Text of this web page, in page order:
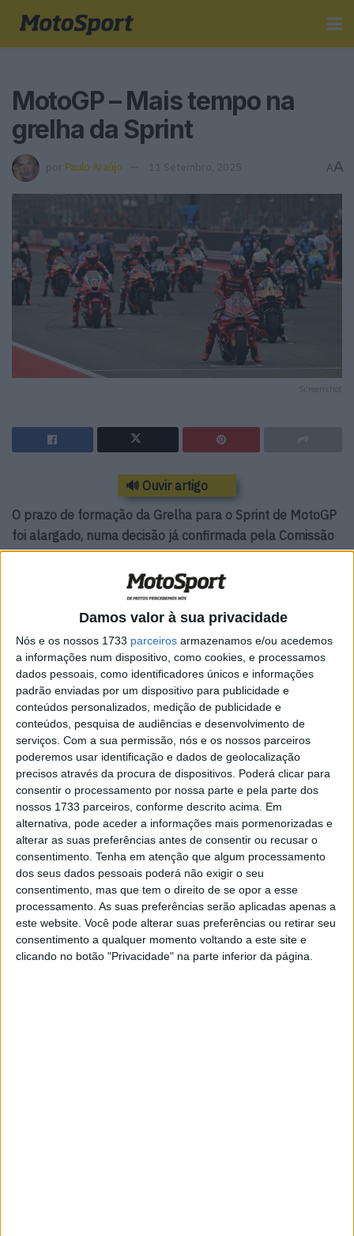
Damos valor à sua privacidade
Nós e os nossos 1733 parceiros armazenamos e/ou acedemos
a informações num dispositivo, como cookies, e processamos
dados pessoais, como identificadores únicos e informações
padrão enviadas por um dispositivo para publicidade e
conteúdos personalizados, medição de publicidade e
conteúdos, pesquisa de audiências e desenvolvimento de
serviços. Com a sua permissão, nós e os nossos parceiros
poderemos usar identificação e dados de geolocalização
precisos através da procura de dispositivos. Poderá clicar para
consentir o processamento por nossa parte e pela parte dos
nossos 1733 parceiros, conforme descrito acima. Em
alternativa, pode aceder a informações mais pormenorizadas e
alterar as suas preferências antes de consentir ou recusar o
consentimento. Tenha em atenção que algum processamento
dos seus dados pessoais poderá não exigir o seu
consentimento, mas que tem o direito de se opor a esse
processamento. As suas preferências serão aplicadas apenas a
este website. Você pode alterar suas preferências ou retirar seu
consentimento a qualquer momento voltando a este site e
clicando no botão "Privacidade" na parte inferior da página.
MotoGP – Mais tempo na
grelha da Sprint
por Paulo Araújo 11 Setembro, 2025 AA
Screenshot
🔊 Ouvir artigo
O prazo de formação da Grelha para o Sprint de MotoGP
foi alargado, numa decisão já confirmada pela Comissão
de Grande Prémio
O Tissot Sprint recebe mais cinco minutos para a
formação da grelha, ficando agora com um total de 20
minutos antes do final do ciclo de partida da corrida – o
mesmo que a corrida de fundo do GP.
A Comissão de Grande Prémio da FIM aprovou agora
mesmo uma pequena alteração na ordem de corrida dos
Super Sábados: um tempo de formação da grelha
alargado para 20 minutos para o Tissot Sprint.
Artigos relacionados
MotoGP: Moto2, Izan Guevara comanda
sessão FP2 equilibrada em Silverstone
8 AGOSTO, 2026
MotoGP: ‘Existe apenas uma meta’ Honda
define missão de Quartararo para 2027
8 AGOSTO, 2026